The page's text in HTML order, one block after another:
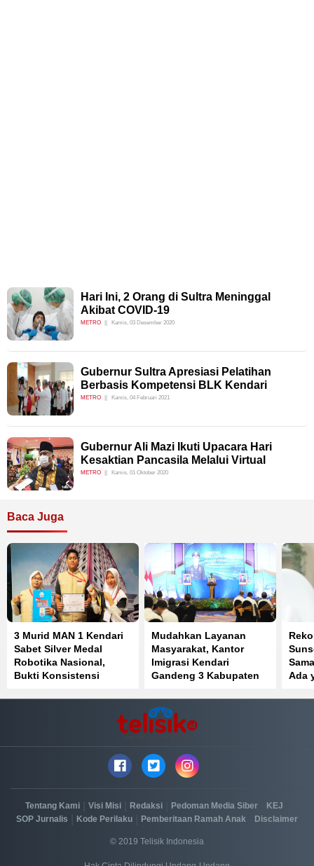
Hari Ini, 2 Orang di Sultra Meninggal
Akibat COVID-19
METRO Kamis, 03 Desember 2020
Gubernur Sultra Apresiasi Pelatihan
Berbasis Kompetensi BLK Kendari
METRO Kamis, 04 Februari 2021
Gubernur Ali Mazi Ikuti Upacara Hari
Kesaktian Pancasila Melalui Virtual
METRO Kamis, 01 Oktober 2020
Baca Juga
3 Murid MAN 1 Kendari
Sabet Silver Medal
Robotika Nasional,
Bukti Konsistensi
Mudahkan Layanan
Masyarakat, Kantor
Imigrasi Kendari
Gandeng 3 Kabupaten
Ada
Tentang Kami Visi Misi Redaksi Pedoman Media Siber KEJ
SOP Jurnalis Kode Perilaku Pemberitaan Ramah Anak Disclaimer
© 2019 Telisik Indonesia